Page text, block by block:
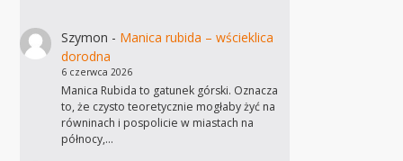
Szymon - Manica rubida – wścieklica
dorodna
6 czerwca 2026
Manica Rubida to gatunek górski. Oznacza
to, że czysto teoretycznie mogłaby żyć na
równinach i pospolicie w miastach na
północy,…